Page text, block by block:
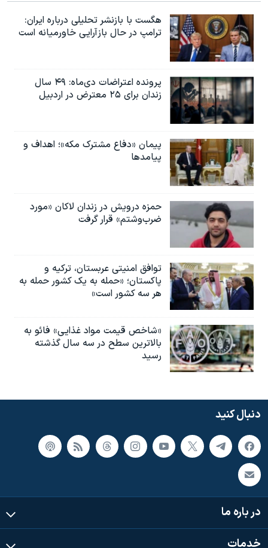
هگست با بازنشر تحلیلی درباره ایران:
ترامپ در حال بازآرایی خاورمیانه است
پرونده اعتراضات دی‌ماه: ۴۹ سال
زندان برای ۲۵ معترض در اردبیل
پیمان «دفاع مشترک مکه»؛ اهداف و
پیامدها
حمزه درویش در زندان لاکان «مورد
ضرب‌وشتم» قرار گرفت
توافق امنیتی عربستان، ترکیه و
پاکستان؛ «حمله به یک کشور حمله به
هر سه کشور است»
«شاخص قیمت مواد غذایی» فائو به
بالاترین سطح در سه سال گذشته
رسید
دنبال کنید
در باره ما
خدمات